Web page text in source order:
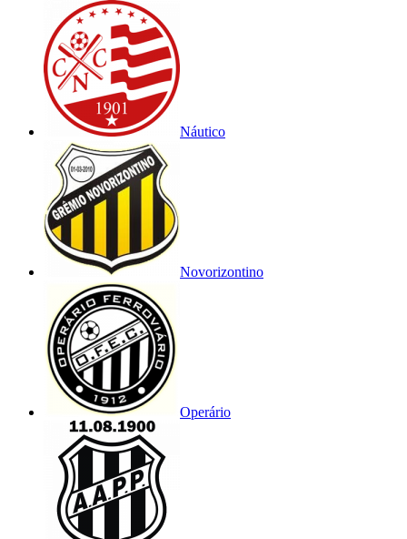
Náutico
Novorizontino
Operário